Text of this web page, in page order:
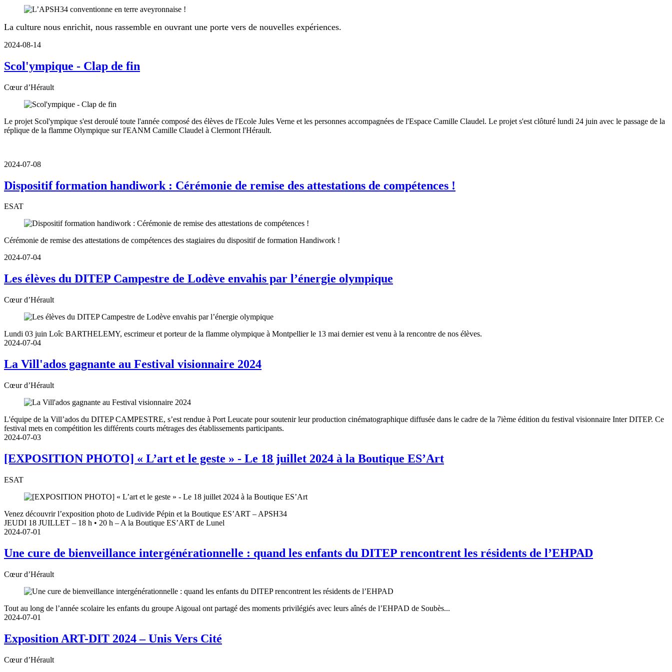
La culture nous enrichit, nous rassemble en ouvrant une porte vers de nouvelles expériences.
2024-08-14
Scol'ympique - Clap de fin
Cœur d’Hérault
Le projet Scol'ympique s'est deroulé toute l'année composé des élèves de l'Ecole Jules Verne et les personnes accompagnées de l'Espace Camille Claudel. Le projet s'est clôturé lundi 24 juin avec le passage de la
réplique de la flamme Olympique sur l'EANM Camille Claudel à Clermont l'Hérault.
2024-07-08
Dispositif formation handiwork : Cérémonie de remise des attestations de compétences !
ESAT
Cérémonie de remise des attestations de compétences des stagiaires du dispositif de formation Handiwork !
2024-07-04
Les élèves du DITEP Campestre de Lodève envahis par l’énergie olympique
Cœur d’Hérault
Lundi 03 juin Loîc BARTHELEMY, escrimeur et porteur de la flamme olympique à Montpellier le 13 mai dernier est venu à la rencontre de nos élèves.
2024-07-04
La Vill'ados gagnante au Festival visionnaire 2024
Cœur d’Hérault
L'équipe de la Vill’ados du DITEP CAMPESTRE, s’est rendue à Port Leucate pour soutenir leur production cinématographique diffusée dans le cadre de la 7ième édition du festival visionnaire Inter DITEP. Ce
festival mets en compétition les différents courts métrages des établissements participants.
2024-07-03
[EXPOSITION PHOTO] « L’art et le geste » - Le 18 juillet 2024 à la Boutique ES’Art
ESAT
Venez découvrir l’exposition photo de Ludivide Pépin et la Boutique ES’ART – APSH34
JEUDI 18 JUILLET – 18 h • 20 h – A la Boutique ES’ART de Lunel
2024-07-01
Une cure de bienveillance intergénérationnelle : quand les enfants du DITEP rencontrent les résidents de l’EHPAD
Cœur d’Hérault
Tout au long de l’année scolaire les enfants du groupe Aigoual ont partagé des moments privilégiés avec leurs aînés de l’EHPAD de Soubès...
2024-07-01
Exposition ART-DIT 2024 – Unis Vers Cité
Cœur d’Hérault